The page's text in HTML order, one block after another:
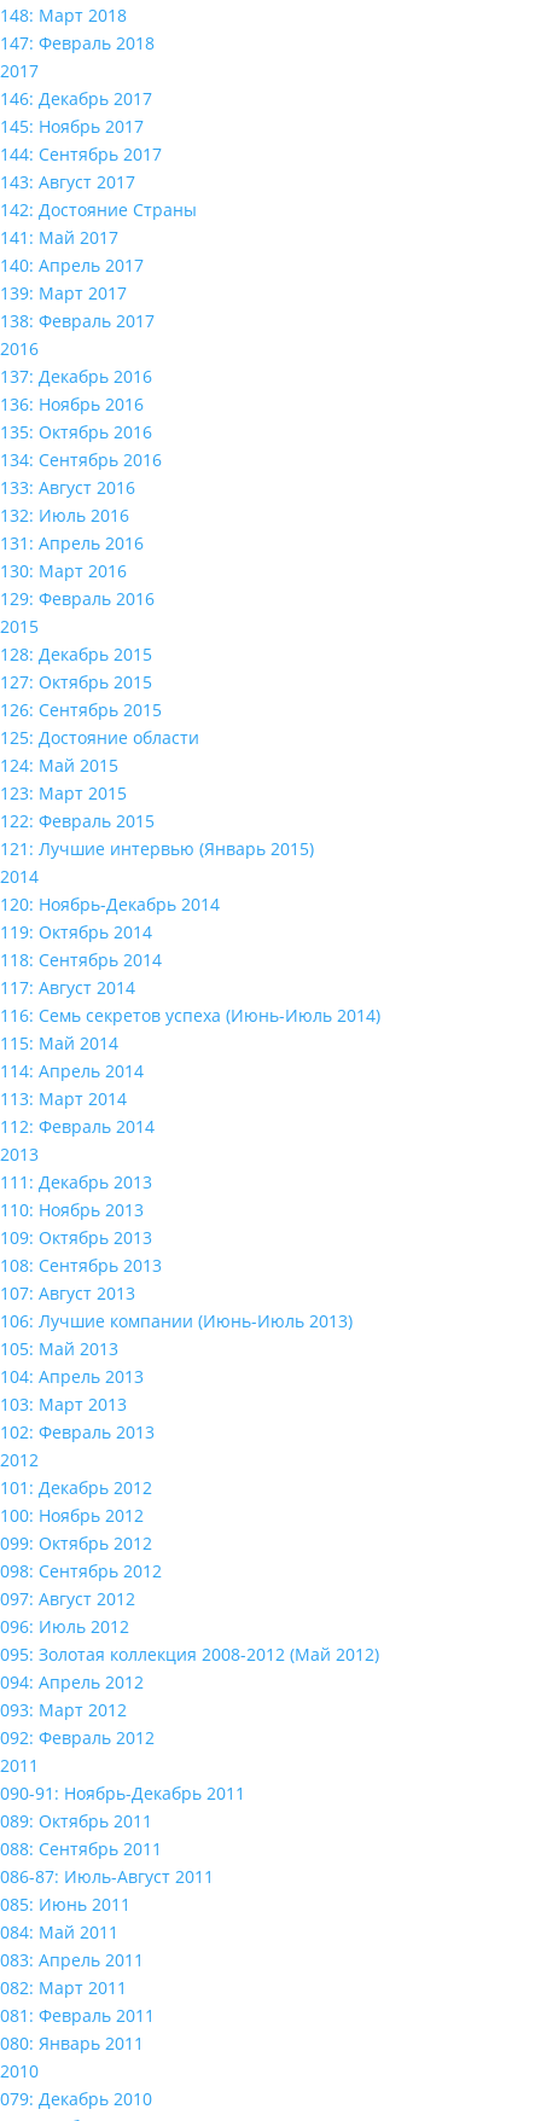
148: Март 2018
147: Февраль 2018
2017
146: Декабрь 2017
145: Ноябрь 2017
144: Сентябрь 2017
143: Август 2017
142: Достояние Страны
141: Май 2017
140: Апрель 2017
139: Март 2017
138: Февраль 2017
2016
137: Декабрь 2016
136: Ноябрь 2016
135: Октябрь 2016
134: Сентябрь 2016
133: Август 2016
132: Июль 2016
131: Апрель 2016
130: Март 2016
129: Февраль 2016
2015
128: Декабрь 2015
127: Октябрь 2015
126: Сентябрь 2015
125: Достояние области
124: Май 2015
123: Март 2015
122: Февраль 2015
121: Лучшие интервью (Январь 2015)
2014
120: Ноябрь-Декабрь 2014
119: Октябрь 2014
118: Сентябрь 2014
117: Август 2014
116: Семь секретов успеха (Июнь-Июль 2014)
115: Май 2014
114: Апрель 2014
113: Март 2014
112: Февраль 2014
2013
111: Декабрь 2013
110: Ноябрь 2013
109: Октябрь 2013
108: Сентябрь 2013
107: Август 2013
106: Лучшие компании (Июнь-Июль 2013)
105: Май 2013
104: Апрель 2013
103: Март 2013
102: Февраль 2013
2012
101: Декабрь 2012
100: Ноябрь 2012
099: Октябрь 2012
098: Сентябрь 2012
097: Август 2012
096: Июль 2012
095: Золотая коллекция 2008-2012 (Май 2012)
094: Апрель 2012
093: Март 2012
092: Февраль 2012
2011
090-91: Ноябрь-Декабрь 2011
089: Октябрь 2011
088: Сентябрь 2011
086-87: Июль-Август 2011
085: Июнь 2011
084: Май 2011
083: Апрель 2011
082: Март 2011
081: Февраль 2011
080: Январь 2011
2010
079: Декабрь 2010